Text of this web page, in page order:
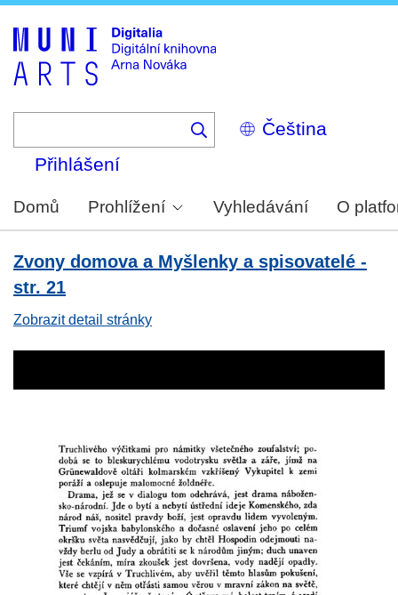
Select
your
Přihlášení
Domů Prohlížení Vyhledávání O
Zvony domova a Myšlenky a spisovatelé -
str. 21
Zobrazit detail stránky